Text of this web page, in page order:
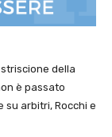
striscione della
è passato
su arbitri, Rocchi e